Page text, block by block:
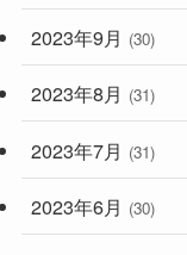
2023年9月 (30)
2023年8月 (31)
2023年7月 (31)
2023年6月 (30)